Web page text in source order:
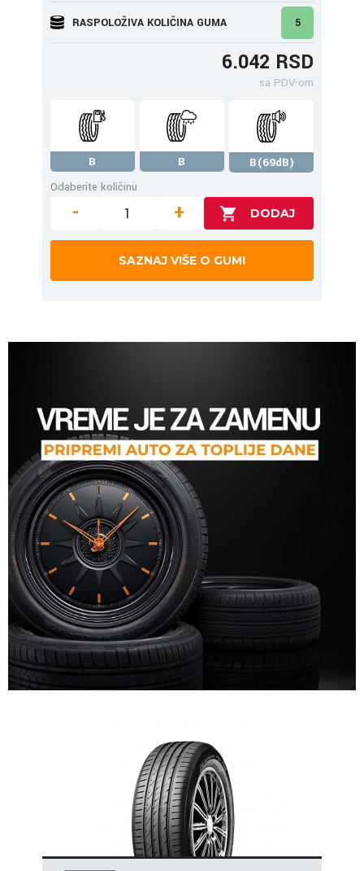
RASPOLOŽIVA KOLIČINA GUMA 5
6.042 RSD
sa PDV-om
B B
B(69dB)
Odaberite količinu
- +
SAZNAJ VIŠE O GUMI